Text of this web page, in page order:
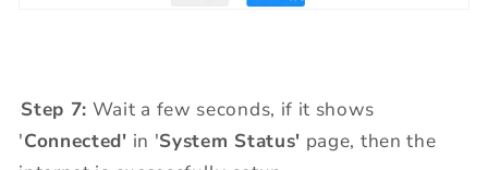
Step 7: Wait a few seconds, if it shows
'Connected' in 'System Status' page, then the